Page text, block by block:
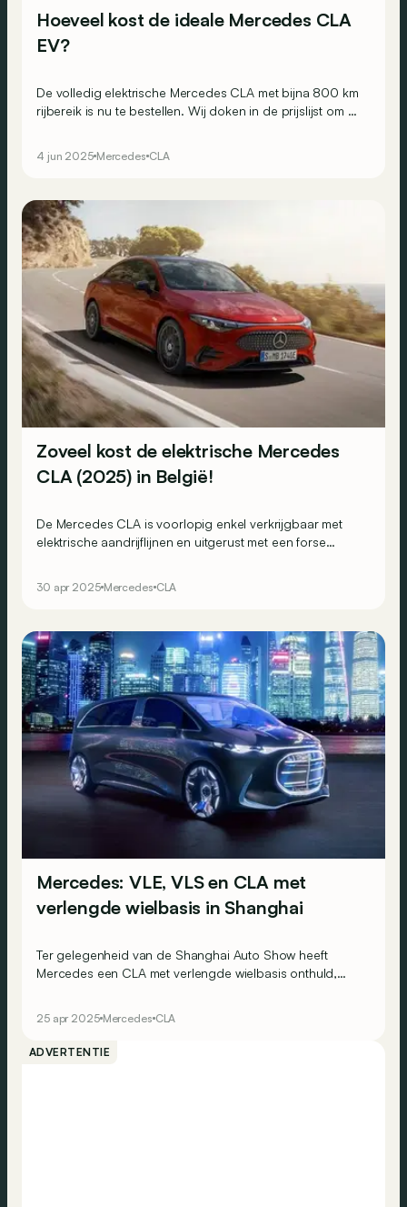
Hoeveel kost de ideale Mercedes CLA
EV?
De volledig elektrische Mercedes CLA met bijna 800 km
rijbereik is nu te bestellen. Wij doken in de prijslijst om de
4 jun 2025 Mercedes CLA
Zoveel kost de elektrische Mercedes
CLA (2025) in België!
De Mercedes CLA is voorlopig enkel verkrijgbaar met
elektrische aandrijflijnen en uitgerust met een forse
30 apr 2025 Mercedes CLA
Mercedes: VLE, VLS en CLA met
verlengde wielbasis in Shanghai
Ter gelegenheid van de Shanghai Auto Show heeft
Mercedes een CLA met verlengde wielbasis onthuld,
25 apr 2025 Mercedes CLA
ADVERTENTIE